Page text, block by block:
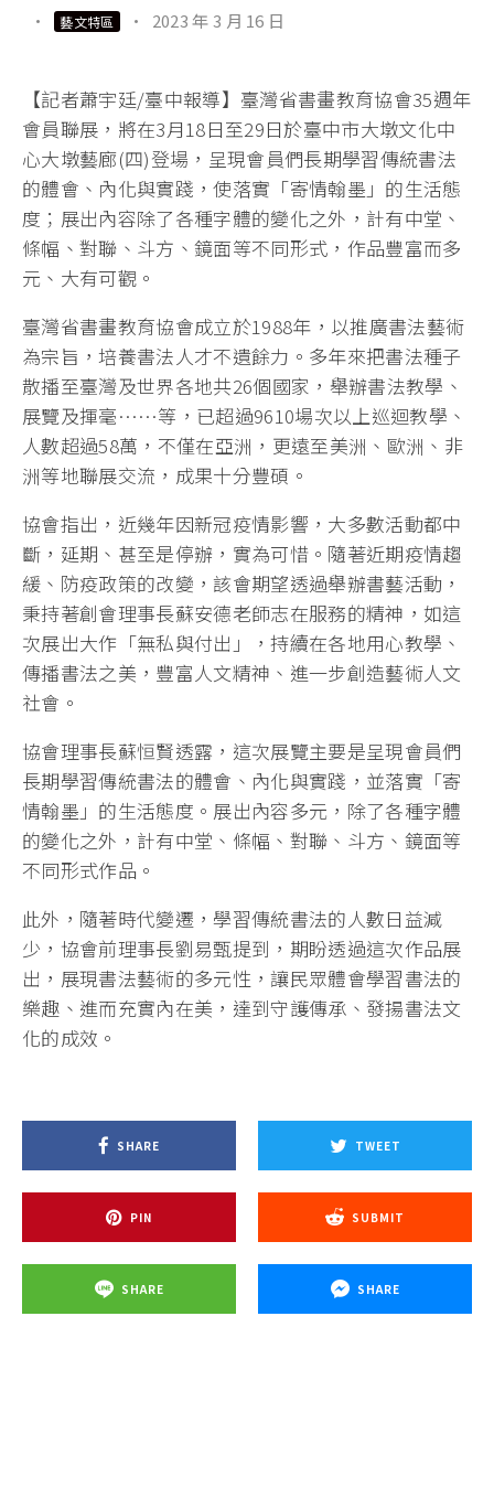
· 藝文特區 · 2023 年 3 月 16 日
【記者蕭宇廷/臺中報導】臺灣省書畫教育協會35週年
會員聯展，將在3月18日至29日於臺中市大墩文化中
心大墩藝廊(四)登場，呈現會員們長期學習傳統書法
的體會、內化與實踐，使落實「寄情翰墨」的生活態
度；展出內容除了各種字體的變化之外，計有中堂、
條幅、對聯、斗方、鏡面等不同形式，作品豐富而多
元、大有可觀。
臺灣省書畫教育協會成立於1988年，以推廣書法藝術
為宗旨，培養書法人才不遺餘力。多年來把書法種子
散播至臺灣及世界各地共26個國家，舉辦書法教學、
展覽及揮毫……等，已超過9610場次以上巡迴教學、
人數超過58萬，不僅在亞洲，更遠至美洲、歐洲、非
洲等地聯展交流，成果十分豐碩。
協會指出，近幾年因新冠疫情影響，大多數活動都中
斷，延期、甚至是停辦，實為可惜。隨著近期疫情趨
緩、防疫政策的改變，該會期望透過舉辦書藝活動，
秉持著創會理事長蘇安德老師志在服務的精神，如這
次展出大作「無私與付出」，持續在各地用心教學、
傳播書法之美，豐富人文精神、進一步創造藝術人文
社會。
協會理事長蘇恒賢透露，這次展覽主要是呈現會員們
長期學習傳統書法的體會、內化與實踐，並落實「寄
情翰墨」的生活態度。展出內容多元，除了各種字體
的變化之外，計有中堂、條幅、對聯、斗方、鏡面等
不同形式作品。
此外，隨著時代變遷，學習傳統書法的人數日益減
少，協會前理事長劉易甄提到，期盼透過這次作品展
出，展現書法藝術的多元性，讓民眾體會學習書法的
樂趣、進而充實內在美，達到守護傳承、發揚書法文
化的成效。
SHARE TWEET
PIN SUBMIT
SHARE SHARE